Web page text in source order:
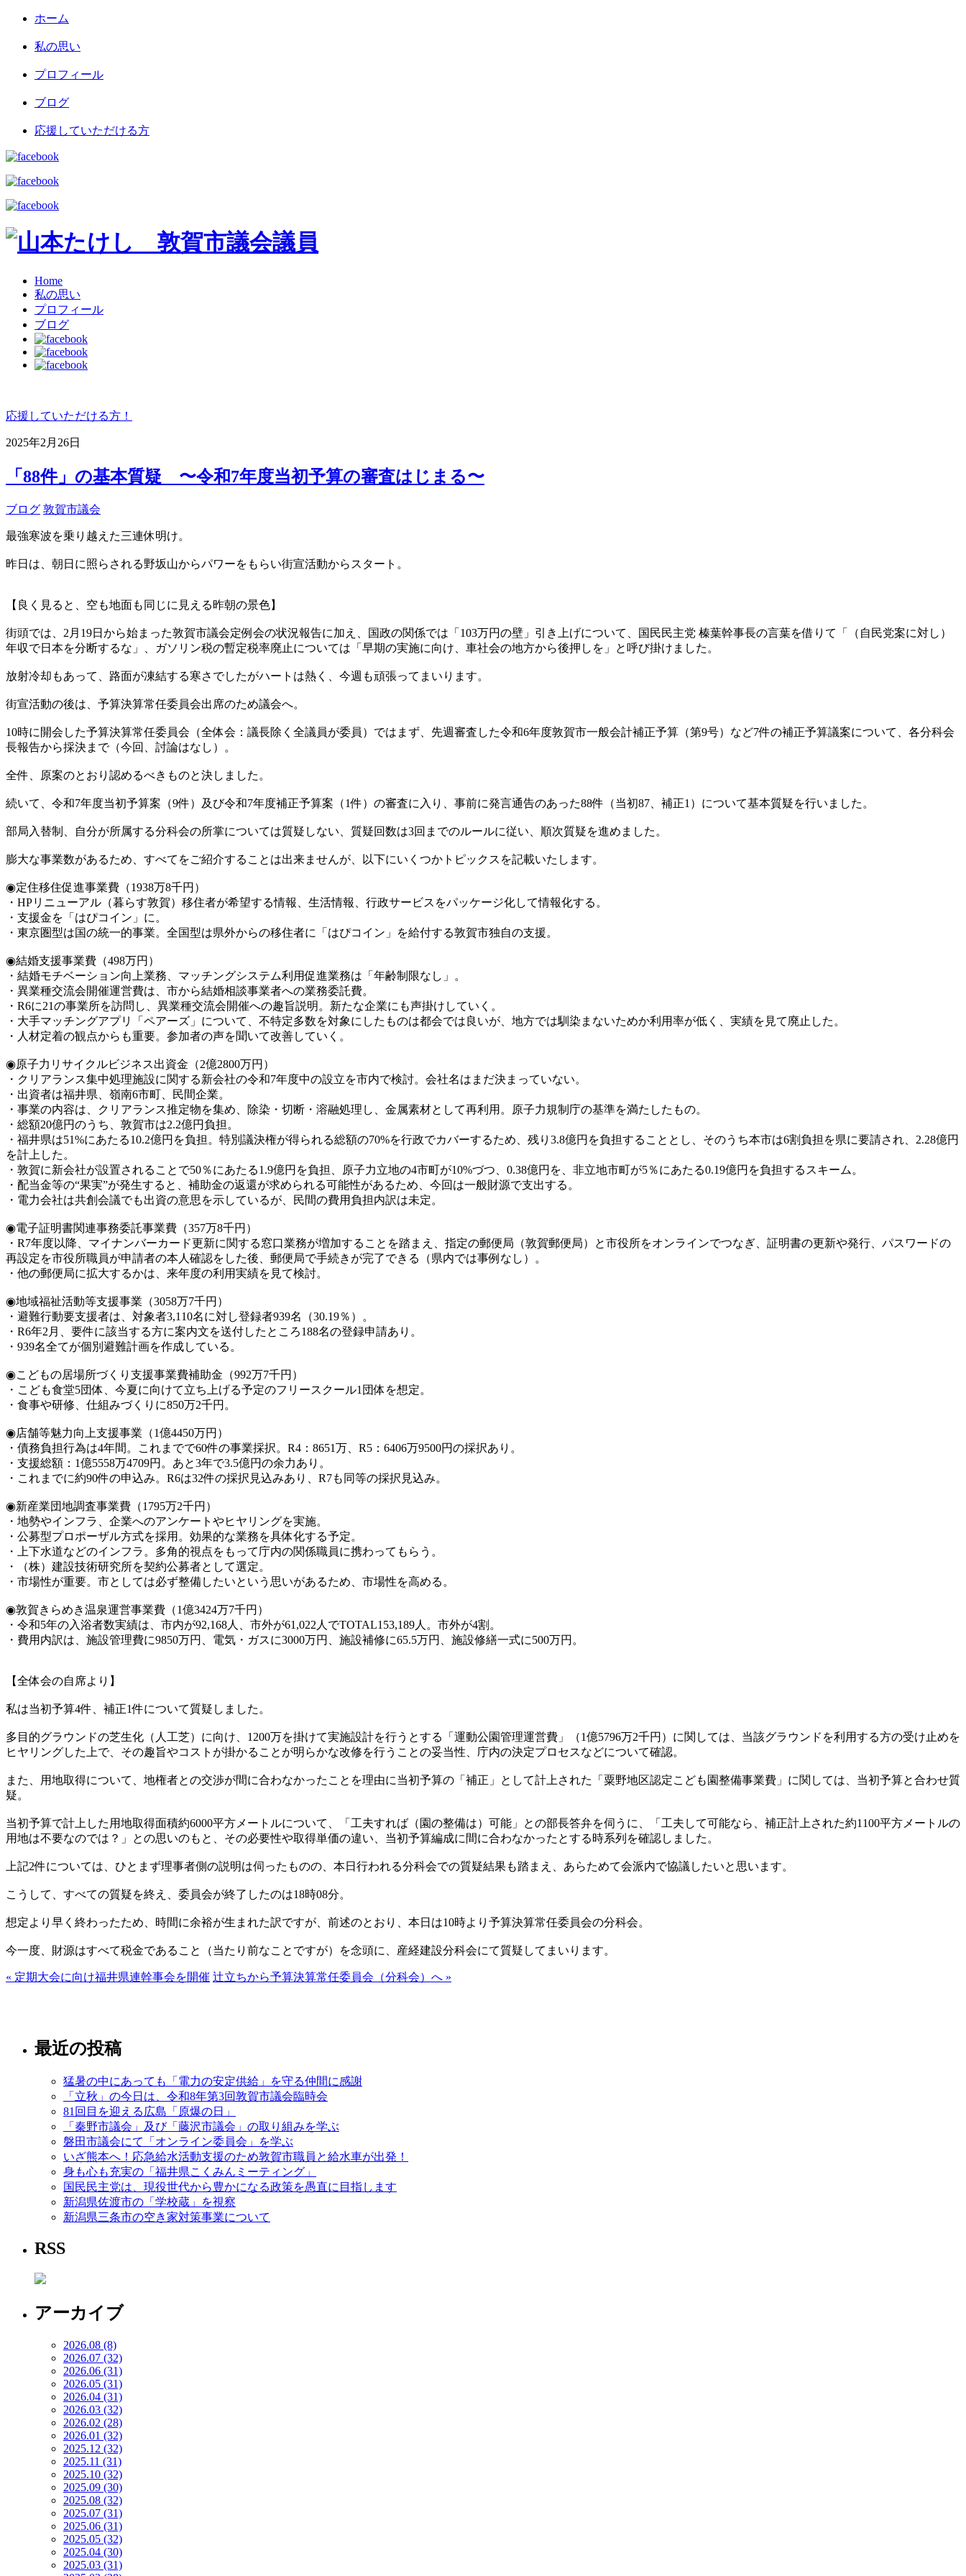
ホーム
私の思い
プロフィール
ブログ
応援していただける方
Home
私の思い
プロフィール
ブログ
応援していただける方！
2025年2月26日
「88件」の基本質疑 〜令和7年度当初予算の審査はじまる〜
ブログ 敦賀市議会
最強寒波を乗り越えた三連休明け。
昨日は、朝日に照らされる野坂山からパワーをもらい街宣活動からスタート。
【良く見ると、空も地面も同じに見える昨朝の景色】
街頭では、2月19日から始まった敦賀市議会定例会の状況報告に加え、国政の関係では「103万円の壁」引き上げについて、国民民主党 榛葉幹事長の言葉を借りて「（自民党案に対し）
年収で日本を分断するな」、ガソリン税の暫定税率廃止については「早期の実施に向け、車社会の地方から後押しを」と呼び掛けました。
放射冷却もあって、路面が凍結する寒さでしたがハートは熱く、今週も頑張ってまいります。
街宣活動の後は、予算決算常任委員会出席のため議会へ。
10時に開会した予算決算常任委員会（全体会：議長除く全議員が委員）ではまず、先週審査した令和6年度敦賀市一般会計補正予算（第9号）など7件の補正予算議案について、各分科会
長報告から採決まで（今回、討論はなし）。
全件、原案のとおり認めるべきものと決しました。
続いて、令和7年度当初予算案（9件）及び令和7年度補正予算案（1件）の審査に入り、事前に発言通告のあった88件（当初87、補正1）について基本質疑を行いました。
部局入替制、自分が所属する分科会の所掌については質疑しない、質疑回数は3回までのルールに従い、順次質疑を進めました。
膨大な事業数があるため、すべてをご紹介することは出来ませんが、以下にいくつかトピックスを記載いたします。
◉定住移住促進事業費（1938万8千円）
・HPリニューアル（暮らす敦賀）移住者が希望する情報、生活情報、行政サービスをパッケージ化して情報化する。
・支援金を「はぴコイン」に。
・東京圏型は国の統一的事業。全国型は県外からの移住者に「はぴコイン」を給付する敦賀市独自の支援。
◉結婚支援事業費（498万円）
・結婚モチベーション向上業務、マッチングシステム利用促進業務は「年齢制限なし」。
・異業種交流会開催運営費は、市から結婚相談事業者への業務委託費。
・R6に21の事業所を訪問し、異業種交流会開催への趣旨説明。新たな企業にも声掛けしていく。
・大手マッチングアプリ「ペアーズ」について、不特定多数を対象にしたものは都会では良いが、地方では馴染まないためか利用率が低く、実績を見て廃止した。
・人材定着の観点からも重要。参加者の声を聞いて改善していく。
◉原子力リサイクルビジネス出資金（2億2800万円）
・クリアランス集中処理施設に関する新会社の令和7年度中の設立を市内で検討。会社名はまだ決まっていない。
・出資者は福井県、嶺南6市町、民間企業。
・事業の内容は、クリアランス推定物を集め、除染・切断・溶融処理し、金属素材として再利用。原子力規制庁の基準を満たしたもの。
・総額20億円のうち、敦賀市は2.2億円負担。
・福井県は51%にあたる10.2億円を負担。特別議決権が得られる総額の70%を行政でカバーするため、残り3.8億円を負担することとし、そのうち本市は6割負担を県に要請され、2.28億円
を計上した。
・敦賀に新会社が設置されることで50％にあたる1.9億円を負担、原子力立地の4市町が10%づつ、0.38億円を、非立地市町が5％にあたる0.19億円を負担するスキーム。
・配当金等の“果実”が発生すると、補助金の返還が求められる可能性があるため、今回は一般財源で支出する。
・電力会社は共創会議でも出資の意思を示しているが、民間の費用負担内訳は未定。
◉電子証明書関連事務委託事業費（357万8千円）
・R7年度以降、マイナンバーカード更新に関する窓口業務が増加することを踏まえ、指定の郵便局（敦賀郵便局）と市役所をオンラインでつなぎ、証明書の更新や発行、パスワードの
再設定を市役所職員が申請者の本人確認をした後、郵便局で手続きが完了できる（県内では事例なし）。
・他の郵便局に拡大するかは、来年度の利用実績を見て検討。
◉地域福祉活動等支援事業（3058万7千円）
・避難行動要支援者は、対象者3,110名に対し登録者939名（30.19％）。
・R6年2月、要件に該当する方に案内文を送付したところ188名の登録申請あり。
・939名全てが個別避難計画を作成している。
◉こどもの居場所づくり支援事業費補助金（992万7千円）
・こども食堂5団体、今夏に向けて立ち上げる予定のフリースクール1団体を想定。
・食事や研修、仕組みづくりに850万2千円。
◉店舗等魅力向上支援事業（1億4450万円）
・債務負担行為は4年間。これまでで60件の事業採択。R4：8651万、R5：6406万9500円の採択あり。
・支援総額：1億5558万4709円。あと3年で3.5億円の余力あり。
・これまでに約90件の申込み。R6は32件の採択見込みあり、R7も同等の採択見込み。
◉新産業団地調査事業費（1795万2千円）
・地勢やインフラ、企業へのアンケートやヒヤリングを実施。
・公募型プロポーザル方式を採用。効果的な業務を具体化する予定。
・上下水道などのインフラ。多角的視点をもって庁内の関係職員に携わってもらう。
・（株）建設技術研究所を契約公募者として選定。
・市場性が重要。市としては必ず整備したいという思いがあるため、市場性を高める。
◉敦賀きらめき温泉運営事業費（1億3424万7千円）
・令和5年の入浴者数実績は、市内が92,168人、市外が61,022人でTOTAL153,189人。市外が4割。
・費用内訳は、施設管理費に9850万円、電気・ガスに3000万円、施設補修に65.5万円、施設修繕一式に500万円。
【全体会の自席より】
私は当初予算4件、補正1件について質疑しました。
多目的グラウンドの芝生化（人工芝）に向け、1200万を掛けて実施設計を行うとする「運動公園管理運営費」（1億5796万2千円）に関しては、当該グラウンドを利用する方の受け止めを
ヒヤリングした上で、その趣旨やコストが掛かることが明らかな改修を行うことの妥当性、庁内の決定プロセスなどについて確認。
また、用地取得について、地権者との交渉が間に合わなかったことを理由に当初予算の「補正」として計上された「粟野地区認定こども園整備事業費」に関しては、当初予算と合わせ質
疑。
当初予算で計上した用地取得面積約6000平方メートルについて、「工夫すれば（園の整備は）可能」との部長答弁を伺うに、「工夫して可能なら、補正計上された約1100平方メートルの
用地は不要なのでは？」との思いのもと、その必要性や取得単価の違い、当初予算編成に間に合わなかったとする時系列を確認しました。
上記2件については、ひとまず理事者側の説明は伺ったものの、本日行われる分科会での質疑結果も踏まえ、あらためて会派内で協議したいと思います。
こうして、すべての質疑を終え、委員会が終了したのは18時08分。
想定より早く終わったため、時間に余裕が生まれた訳ですが、前述のとおり、本日は10時より予算決算常任委員会の分科会。
今一度、財源はすべて税金であること（当たり前なことですが）を念頭に、産経建設分科会にて質疑してまいります。
« 定期大会に向け福井県連幹事会を開催 辻立ちから予算決算常任委員会（分科会）へ »
最近の投稿
猛暑の中にあっても「電力の安定供給」を守る仲間に感謝
「立秋」の今日は、令和8年第3回敦賀市議会臨時会
81回目を迎える広島「原爆の日」
「秦野市議会」及び「藤沢市議会」の取り組みを学ぶ
磐田市議会にて「オンライン委員会」を学ぶ
いざ熊本へ！応急給水活動支援のため敦賀市職員と給水車が出発！
身も心も充実の「福井県こくみんミーティング」
国民民主党は、現役世代から豊かになる政策を愚直に目指します
新潟県佐渡市の「学校蔵」を視察
新潟県三条市の空き家対策事業について
RSS
アーカイブ
2026.08 (8)
2026.07 (32)
2026.06 (31)
2026.05 (31)
2026.04 (31)
2026.03 (32)
2026.02 (28)
2026.01 (32)
2025.12 (32)
2025.11 (31)
2025.10 (32)
2025.09 (30)
2025.08 (32)
2025.07 (31)
2025.06 (31)
2025.05 (32)
2025.04 (30)
2025.03 (31)